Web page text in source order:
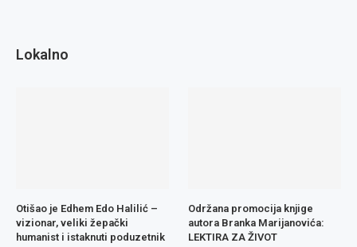
Lokalno
Otišao je Edhem Edo Halilić –
vizionar, veliki žepački
humanist i istaknuti poduzetnik
Održana promocija knjige
autora Branka Marijanovića:
LEKTIRA ZA ŽIVOT